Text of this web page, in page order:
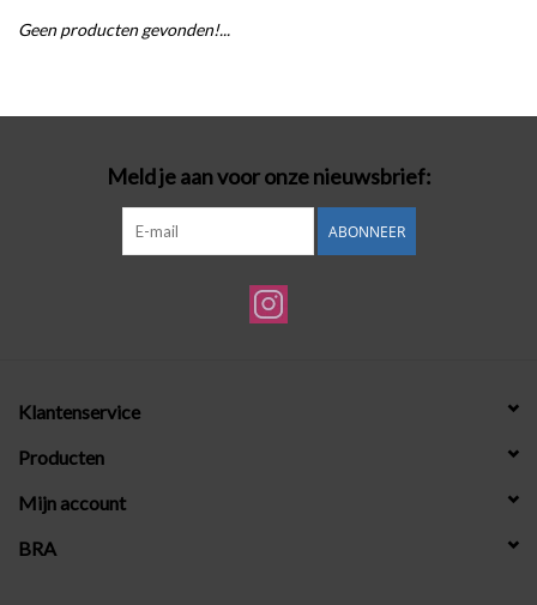
Badmode
Lingerie-accessoires
Cadeaubonnen
Geen producten gevonden!...
Meld je aan voor onze nieuwsbrief:
ABONNEER
Klantenservice
Producten
Mijn account
BRA